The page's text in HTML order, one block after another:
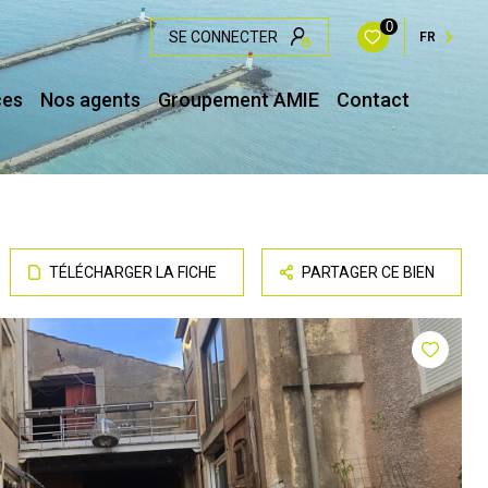
SE CONNECTER
0
FR
Nos agents Groupement AMIE Contact
TÉLÉCHARGER LA FICHE PARTAGER CE BIEN